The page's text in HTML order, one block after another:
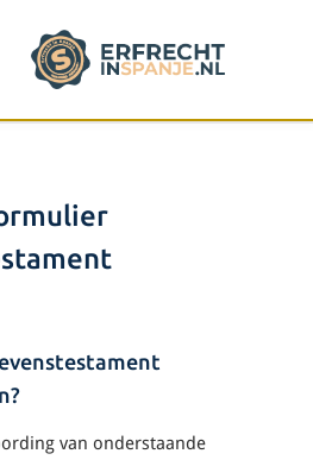
van onderstaande